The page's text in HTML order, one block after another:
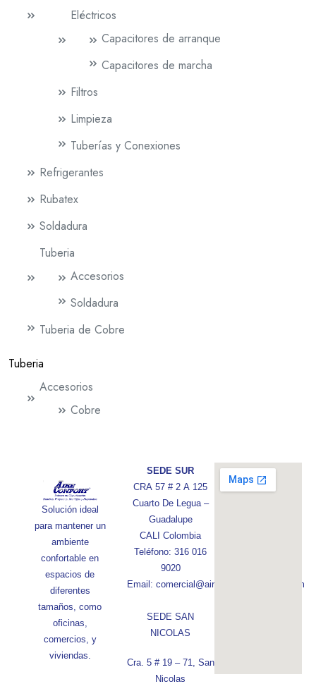
Eléctricos
Capacitores de arranque
Capacitores de marcha
Filtros
Limpieza
Tuberías y Conexiones
Refrigerantes
Rubatex
Soldadura
Tuberia
Accesorios
Soldadura
Tuberia de Cobre
Tuberia
Accesorios
Cobre
Solución ideal
para mantener un
ambiente
confortable en
espacios de
diferentes
tamaños, como
oficinas,
comercios, y
viviendas.
SEDE SUR
CRA 57 # 2 A 125
Cuarto De Legua –
Guadalupe
CALI Colombia
Teléfono: 316 016
9020
Email: comercial@aireconfortcolombia.com
SEDE SAN
NICOLAS
Cra. 5 # 19 – 71, San
Nicolas